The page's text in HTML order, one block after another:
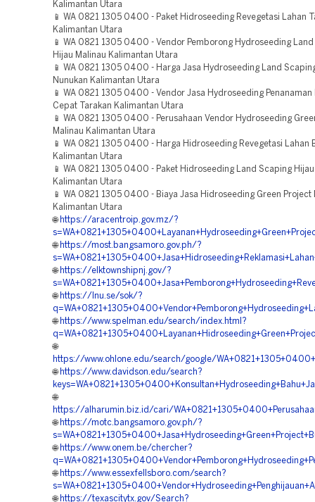
Kalimantan Utara
📱 WA 0821 1305 0400 - Paket Hidroseeding Revegetasi Lahan
Kalimantan Utara
📱 WA 0821 1305 0400 - Vendor Pemborong Hydroseeding
Hijau Malinau Kalimantan Utara
📱 WA 0821 1305 0400 - Harga Jasa Hydroseeding Land
Nunukan Kalimantan Utara
📱 WA 0821 1305 0400 - Vendor Jasa Hydroseeding Penanaman
Cepat Tarakan Kalimantan Utara
📱 WA 0821 1305 0400 - Perusahaan Vendor Hydroseeding
Malinau Kalimantan Utara
📱 WA 0821 1305 0400 - Harga Hidroseeding Revegetasi Lahan
Kalimantan Utara
📱 WA 0821 1305 0400 - Paket Hidroseeding Land Scaping
Kalimantan Utara
📱 WA 0821 1305 0400 - Biaya Jasa Hidroseeding Green Project
Kalimantan Utara
🌐 https://aracentroip.gov.mz/?
🌐 https://most.bangsamoro.gov.ph/?
🌐 https://elktownshipnj.gov/?
🌐 https://lnu.se/sok/?
🌐 https://www.spelman.edu/search/index.html?
🌐
https://www.ohlone.edu/search/google/
🌐 https://www.davidson.edu/search?
🌐
https://alharumin.biz.id/cari/
🌐 https://motc.bangsamoro.gov.ph/?
🌐 https://www.onem.be/chercher?
🌐 https://www.essexfellsboro.com/search?
🌐 https://texascitytx.gov/Search?